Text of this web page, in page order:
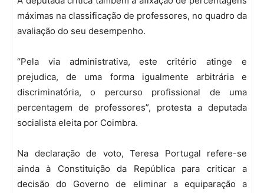
máximas na classificação de professores, no quadro da
avaliação do seu desempenho.
“Pela via administrativa, este critério atinge e
prejudica, de uma forma igualmente arbitrária e
discriminatória, o percurso profissional de uma
percentagem de professores”, protesta a deputada
socialista eleita por Coimbra.
Na declaração de voto, Teresa Portugal refere-se
ainda à Constituição da República para criticar a
decisão do Governo de eliminar a equiparação a